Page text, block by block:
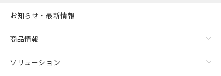
お知らせ・最新情報
商品情報
ソリューション